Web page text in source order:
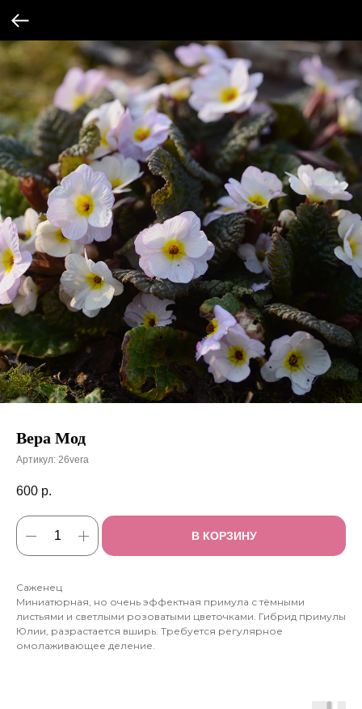
Вера Мод
Артикул: 26vera
600 р.
В КОРЗИНУ
Саженец
Миниатюрная, но очень эффектная примула с тёмными
листьями и светлыми розоватыми цветочками. Гибрид примулы
Юлии, разрастается вширь. Требуется регулярное
омолаживающее деление.